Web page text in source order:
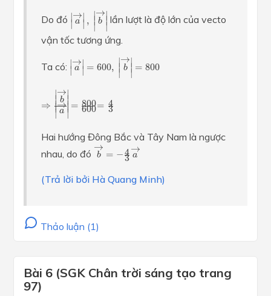
Do đó ∣
∣
→
a ∣
∣ ,
∣∣
∣
→
b
∣∣
∣
| → |b→
lần lượt là độ lớn của vecto
vận tốc tương ứng.
Ta có: ∣
∣
→
a ∣
∣ = 600,
∣∣
∣
→
b
∣∣
∣
= 800
| → |b→
⇒
∣∣
∣
→
b
∣∣
∣
∣
∣
→
a ∣
= 800
600= 4
3
b→|
Hai hướng Đông Bắc và Tây Nam là ngược
nhau, do đó
→
b = −4
3
→
a
b→= a
(Trả lời bởi Hà Quang Minh)
Thảo luận (1)
Bài 6 (SGK Chân trời sáng tạo trang
97)